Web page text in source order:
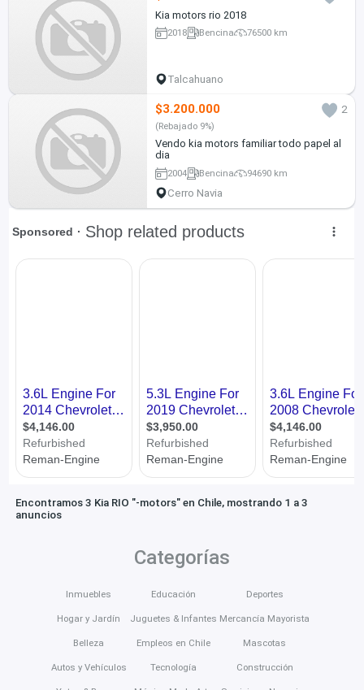
Kia motors rio 2018
2018 Bencina 76500 km
Talcahuano
$3.200.000 2
(Rebajado 9%)
Vendo kia motors familiar todo papel al
dia
2004 Bencina 94690 km
Cerro Navia
Encontramos 3 Kia RIO "-motors" en Chile, mostrando 1 a 3
anuncios
Categorías
Inmuebles
Hogar y Jardín
Belleza
Autos y Vehículos
Educación
Juguetes & Infantes
Empleos en Chile
Tecnología
Deportes
Mercancía Mayorista
Mascotas
Construcción